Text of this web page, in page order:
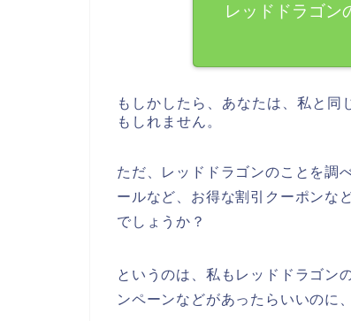
レッドドラゴン
もしかしたら、あなたは、私と
もしれません。
ただ、レッドドラゴンのことを調
ールなど、お得な割引クーポンな
でしょうか？
というのは、私もレッドドラゴン
ンペーンなどがあったらいいのに